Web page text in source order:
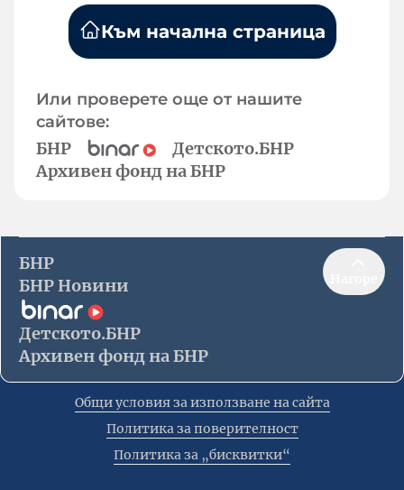
Към начална страница
Или проверете още от нашите
сайтове:
БНР
Детското.БНР
Архивен фонд на БНР
БНР
БНР Новини
Детското.БНР
Архивен фонд на БНР
Общи условия за използване на сайта
Политика за поверителност
Политика за „бисквитки“